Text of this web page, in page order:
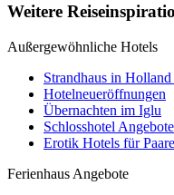
Weitere
Außergewöhnliche Hotels
Strandhaus in Holland
Hotelneueröffnungen
Übernachten im Iglu
Schlosshotel Angebote
Erotik Hotels für Paare
Ferienhaus Angebote